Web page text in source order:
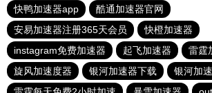
快鸭加速器app
酷通加速器官网
安易加速器注册365天会员
快橙加速器
instagram免费加速器
起飞加速器
雷霆
旋风加速度器
银河加速器下载 银河加